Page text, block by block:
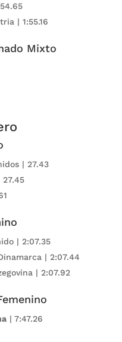
| 1:55.16
Mixto
| 27.43
| 2:07.35
| 2:07.44
| 2:07.92
| 7:47.26